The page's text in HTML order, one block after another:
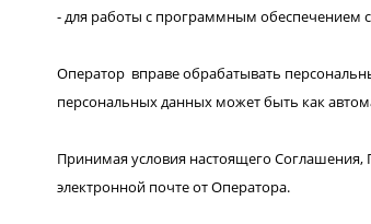
- для работы с программным обеспечением
Оператор вправе обрабатывать
персональных данных может быть как
Принимая условия настоящего
электронной почте от Оператора.